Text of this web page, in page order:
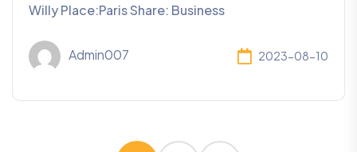
Willy Place:Paris Share: Business
Admin007 2023-08-10